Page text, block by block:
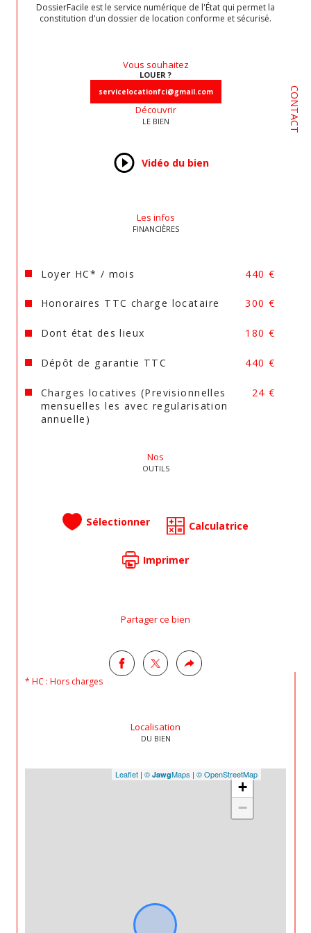
CONTACT
garantie Visale pourra être demandé - Pour
toute information complémentaire ou pour
servicelocationfci@gmail.com
Déposez votre dossier de candidature
directement sur : www.agence-immobiliere-
Les informations sur les risques auxquels ce bien
est exposé sont disponibles sur le site Géorisques
DossierFacile est le service numérique de l'État qui permet la
constitution d'un dossier de location conforme et sécurisé.
Vous souhaitez
LOUER ?
servicelocationfci@gmail.com
Découvrir
LE BIEN
Vidéo du bien
Les infos
FINANCIÈRES
Loyer HC* / mois 440 €
Honoraires TTC charge locataire 300 €
Dont état des lieux 180 €
Dépôt de garantie TTC 440 €
Charges locatives (Previsionnelles
mensuelles les avec regularisation
annuelle)
24 €
Nos
OUTILS
Sélectionner Calculatrice
Imprimer
Partager ce bien
* HC : Hors charges
Localisation
DU BIEN
+
−
Leaflet | © JawgMaps | © OpenStreetMap